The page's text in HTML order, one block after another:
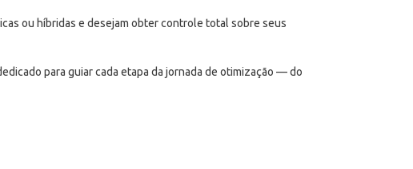
ou híbridas e desejam obter controle total sobre seus
para guiar cada etapa da jornada de otimização — do